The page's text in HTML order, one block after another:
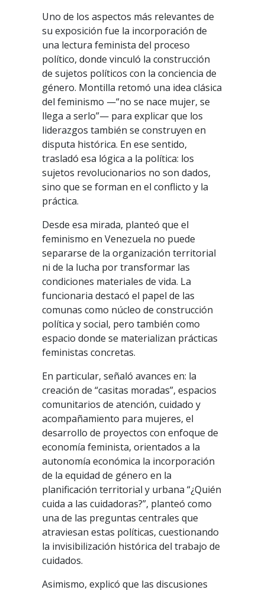
Uno de los aspectos más relevantes de
su exposición fue la incorporación de
una lectura feminista del proceso
político, donde vinculó la construcción
de sujetos políticos con la conciencia de
género. Montilla retomó una idea clásica
del feminismo —“no se nace mujer, se
llega a serlo”— para explicar que los
liderazgos también se construyen en
disputa histórica. En ese sentido,
trasladó esa lógica a la política: los
sujetos revolucionarios no son dados,
sino que se forman en el conflicto y la
práctica.
Desde esa mirada, planteó que el
feminismo en Venezuela no puede
separarse de la organización territorial
ni de la lucha por transformar las
condiciones materiales de vida. La
funcionaria destacó el papel de las
comunas como núcleo de construcción
política y social, pero también como
espacio donde se materializan prácticas
feministas concretas.
En particular, señaló avances en: la
creación de “casitas moradas”, espacios
comunitarios de atención, cuidado y
acompañamiento para mujeres, el
desarrollo de proyectos con enfoque de
economía feminista, orientados a la
autonomía económica la incorporación
de la equidad de género en la
planificación territorial y urbana “¿Quién
cuida a las cuidadoras?”, planteó como
una de las preguntas centrales que
atraviesan estas políticas, cuestionando
la invisibilización histórica del trabajo de
cuidados.
Asimismo, explicó que las discusiones